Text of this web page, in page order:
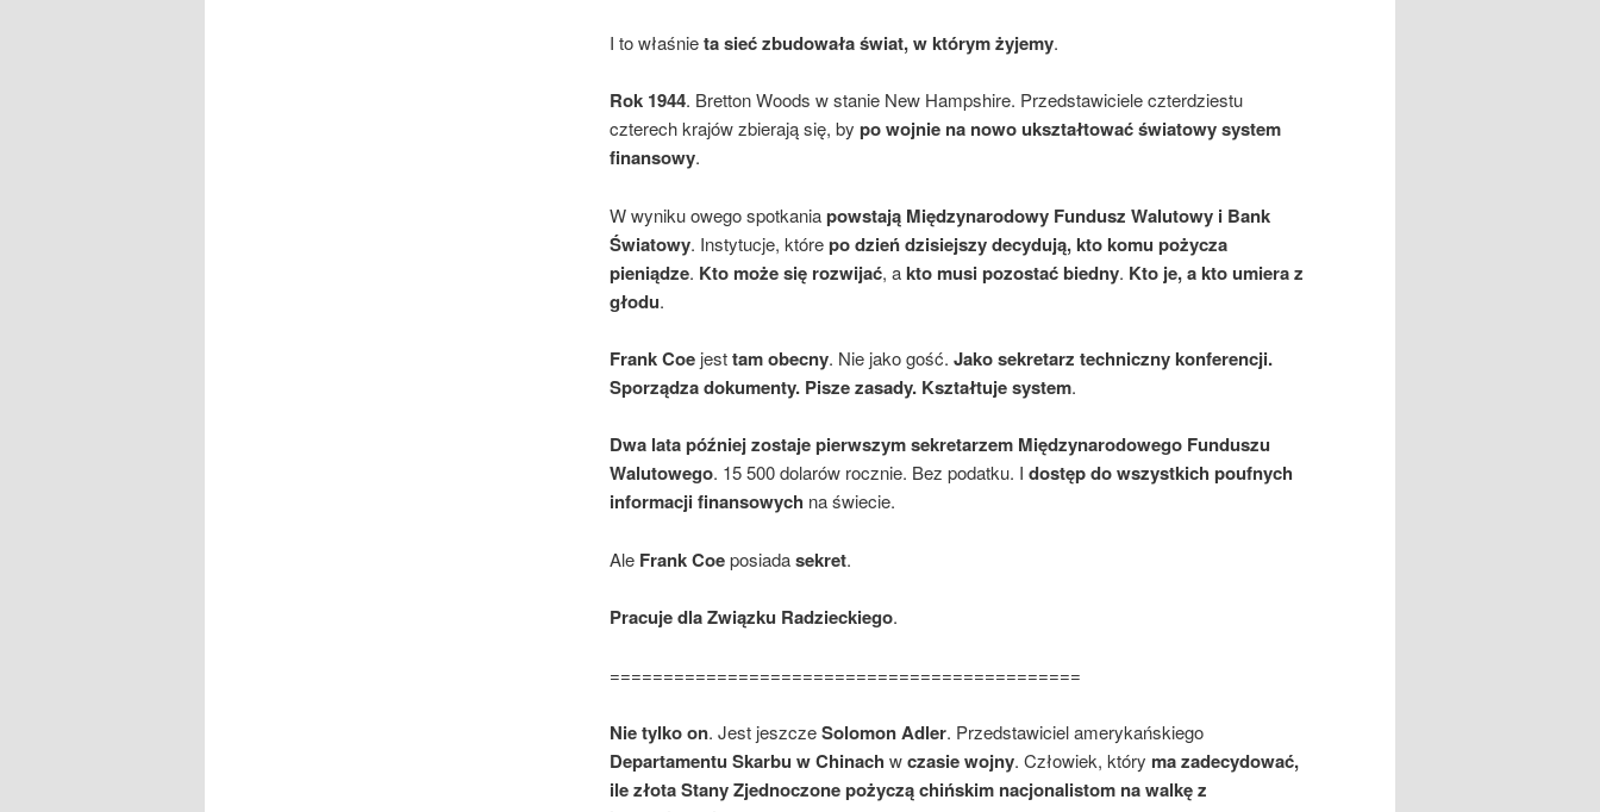
I to właśnieta sieć zbudowała świat, w którym żyjemy.
Rok 1944. Bretton Woods w stanie New Hampshire. Przedstawiciele czterdziestu
czterech krajów zbierają się, by po wojnie na nowo ukształtować światowy system
finansowy.
W wyniku owego spotkaniapowstają Międzynarodowy Fundusz Walutowy i Bank
Światowy. Instytucje, którepo dzień dzisiejszy decydują, kto komu pożycza
pieniądze. Kto może się rozwijać, akto musi pozostać biedny. Kto je, a kto umiera z
głodu.
Frank Coe jesttamobecny. Nie jako gość. Jako sekretarz techniczny konferencji.
Sporządza dokumenty. Pisze zasady. Kształtuje system.
Dwa lata później zostaje pierwszym sekretarzem Międzynarodowego Funduszu
Walutowego. 15 500 dolarów rocznie. Bez podatku. I dostęp do wszystkich poufnych
informacji finansowych na świecie.
Ale Frank Coeposiadasekret.
Pracuje dla Związku Radzieckiego.
============================================
Nie tylko on. Jest jeszczeSolomon Adler. Przedstawiciel amerykańskiego
Departamentu Skarbu w Chinach wczasie wojny. Człowiek, który ma zadecydować,
ile złota Stany Zjednoczone pożyczą chińskim nacjonalistom na walkę z